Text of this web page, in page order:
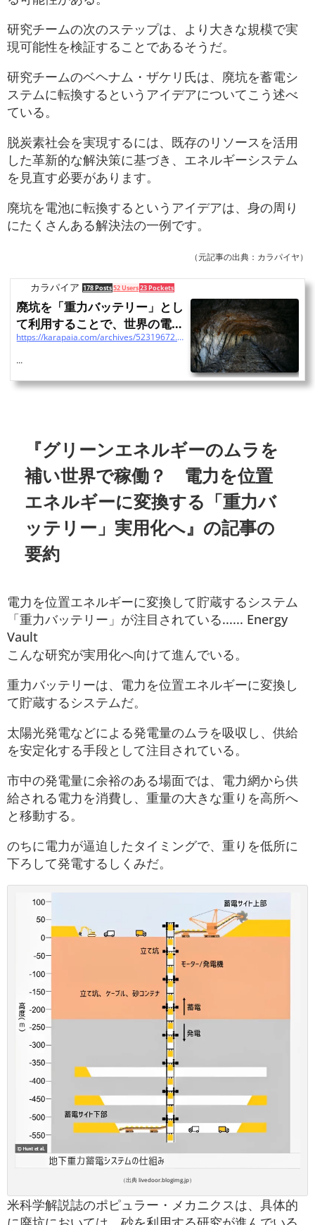
研究チームの次のステップは、より大きな規模で実
現可能性を検証することであるそうだ。
研究チームのベヘナム・ザケリ氏は、廃坑を蓄電シ
ステムに転換するというアイデアについてこう述べ
ている。
脱炭素社会を実現するには、既存のリソースを活用
した革新的な解決策に基づき、エネルギーシステム
を見直す必要があります。
廃坑を電池に転換するというアイデアは、身の周り
にたくさんある解決法の一例です。
（元記事の出典：カラパイヤ）
カラパイア 178 Posts52 Users23 Pockets
廃坑を「重力バッテリー」とし
て利用することで、世界の電気
をまかなえる可能性 : ...
https://karapaia.com/archives/52319672.html
...
『グリーンエネルギーのムラを
補い世界で稼働？ 電力を位置
エネルギーに変換する「重力バ
ッテリー」実用化へ』の記事の
要約
電力を位置エネルギーに変換して貯蔵するシステム
「重力バッテリー」が注目されている...... Energy
Vault
こんな研究が実用化へ向けて進んでいる。
重力バッテリーは、電力を位置エネルギーに変換し
て貯蔵するシステムだ。
太陽光発電などによる発電量のムラを吸収し、供給
を安定化する手段として注目されている。
市中の発電量に余裕のある場面では、電力網から供
給される電力を消費し、重量の大きな重りを高所へ
と移動する。
のちに電力が逼迫したタイミングで、重りを低所に
下ろして発電するしくみだ。
（出典 livedoor.blogimg.jp）
米科学解説誌のポピュラー・メカニクスは、具体的